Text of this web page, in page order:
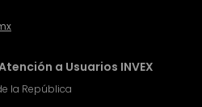
a Usuarios INVEX
la República